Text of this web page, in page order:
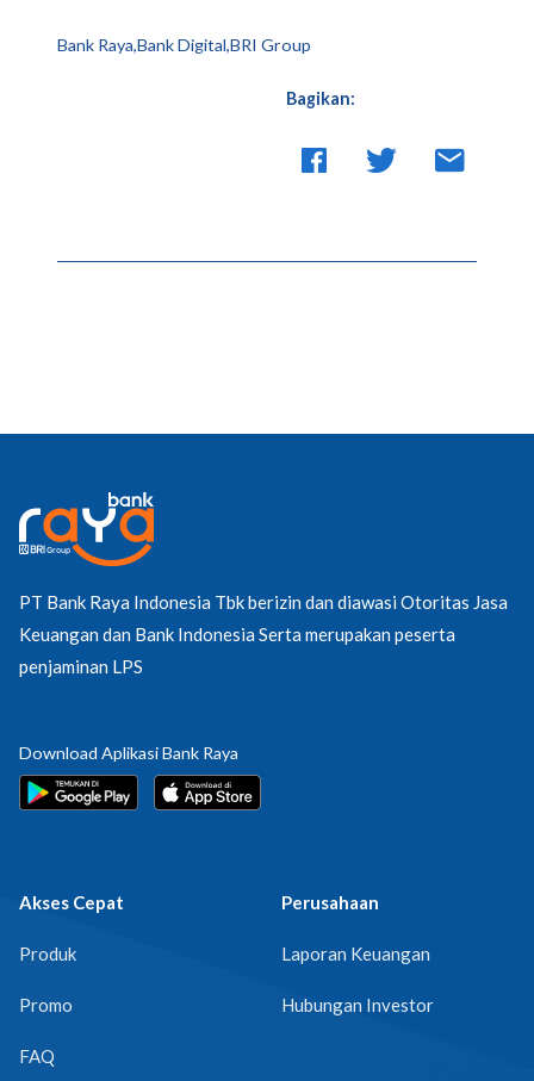
Bank Raya,Bank Digital,BRI Group
Bagikan:
PT Bank Raya Indonesia Tbk berizin dan diawasi Otoritas Jasa
Keuangan dan Bank Indonesia Serta merupakan peserta
penjaminan LPS
Download Aplikasi Bank Raya
Akses Cepat
Produk
Promo
FAQ
Perusahaan
Laporan Keuangan
Hubungan Investor